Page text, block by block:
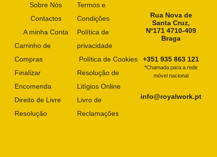
Sobre Nós
Contactos
A minha Conta
Carrinho de
Compras
Finalizar
Encomenda
Direito de Livre
Resolução
Termos e
Condições
Política de
privacidade
Política de Cookies
Resolução de
Litígios Online
Livro de
Reclamações
Rua Nova de
Santa Cruz,
Nº171 4710-409
Braga
+351 935 863 121
*Chamada para a rede
móvel nacional
info@royalwork.pt